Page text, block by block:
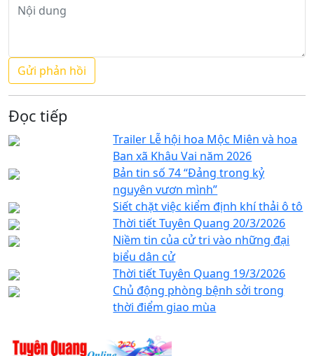
Đọc tiếp
Trailer Lễ hội hoa Mộc Miên và hoa
Ban xã Khâu Vai năm 2026
Bản tin số 74 “Đảng trong kỷ
nguyên vươn mình”
Siết chặt việc kiểm định khí thải ô tô
Thời tiết Tuyên Quang 20/3/2026
Niềm tin của cử tri vào những đại
biểu dân cử
Thời tiết Tuyên Quang 19/3/2026
Chủ động phòng bệnh sởi trong
thời điểm giao mùa